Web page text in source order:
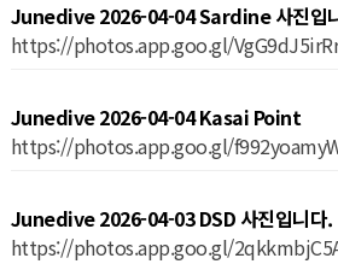
Junedive 2026-04-04 Sardine 사진입
https://photos.app.goo.gl/
Junedive 2026-04-04 Kasai Point
https://photos.app.goo.gl/
Junedive 2026-04-03 DSD 사진입니다.
https://photos.app.goo.gl/